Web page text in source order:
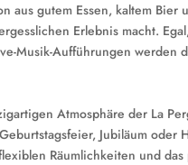
aus gutem Essen, kaltem
Erlebnis macht.
Musik-Aufführungen
Atmosphäre der La
Jubiläum
Räumlichkeiten und